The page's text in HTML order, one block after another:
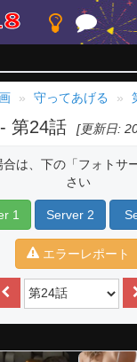
守ってあげる
- 第24話 [更新日:
は、下の「フォトサ
さい
1 Server 2
エラーレポート